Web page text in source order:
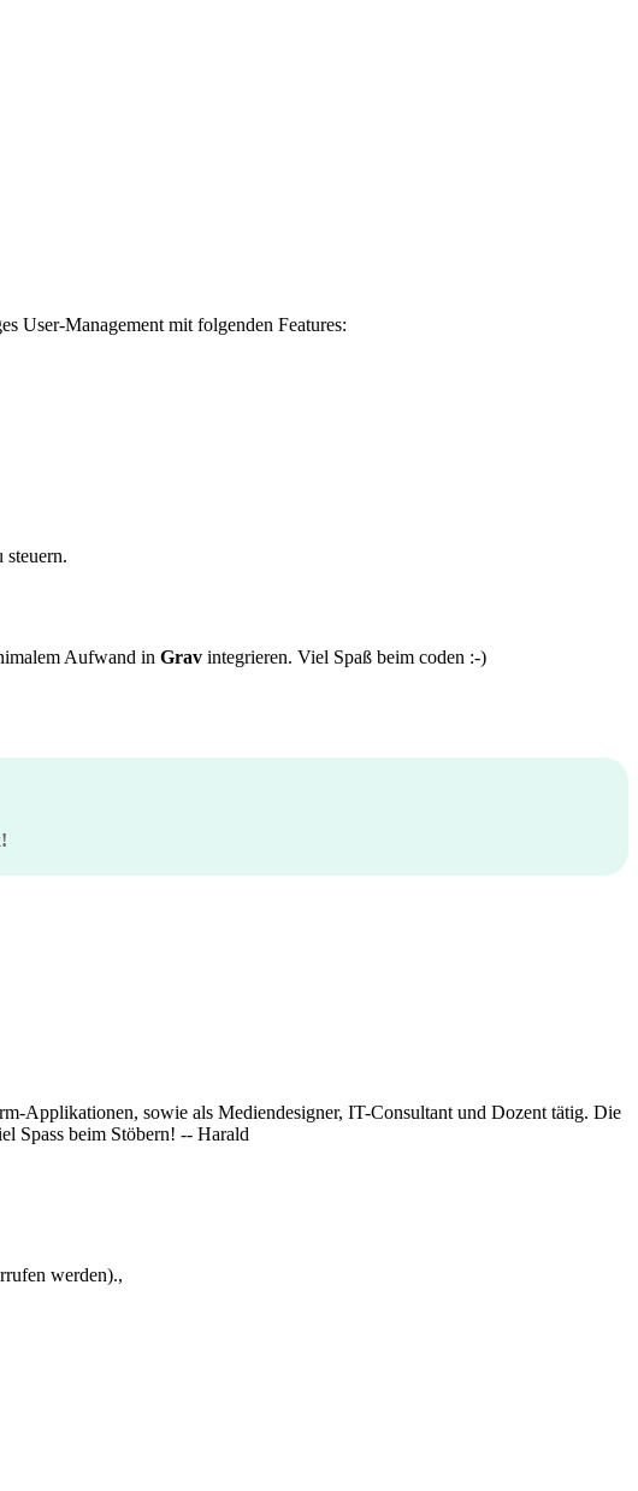
User-Management mit folgenden Features:
steuern.
Aufwand in Grav integrieren. Viel Spaß beim coden :-)
Applikationen, sowie als Mediendesigner, IT-Consultant und Dozent tätig. Die
Spass beim Stöbern! -- Harald
werden).,